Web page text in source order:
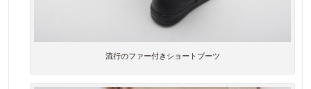
流行のファー付きショートブーツ